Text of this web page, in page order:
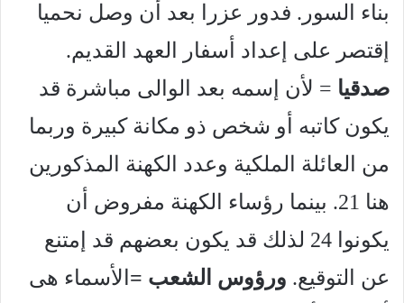
بناء السور. فدور عزرا بعد أن وصل نحميا
إقتصر على إعداد أسفار العهد القديم.
صدقيا = لأن إسمه بعد الوالى مباشرة قد
يكون كاتبه أو شخص ذو مكانة كبيرة وربما
من العائلة الملكية وعدد الكهنة المذكورين
هنا 21. بينما رؤساء الكهنة مفروض أن
يكونوا 24 لذلك قد يكون بعضهم قد إمتنع
عن التوقيع. ورؤوس الشعب = الأسماء هى